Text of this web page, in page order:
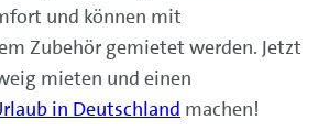
und können mit
Zubehör gemietet werden. Jetzt
mieten und einen
in Deutschland machen!